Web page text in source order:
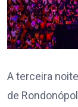
A terceira
de